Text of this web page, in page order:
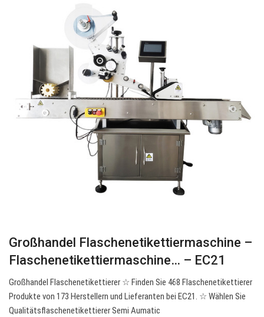
Großhandel Flaschenetikettiermaschine –
Flaschenetikettiermaschine… – EC21
Großhandel Flaschenetikettierer ☆ Finden Sie 468 Flaschenetikettierer
Produkte von 173 Herstellern und Lieferanten bei EC21. ☆ Wählen Sie
Qualitätsflaschenetikettierer Semi Aumatic